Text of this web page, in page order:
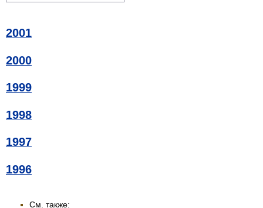
2001
2000
1999
1998
1997
1996
См. также: